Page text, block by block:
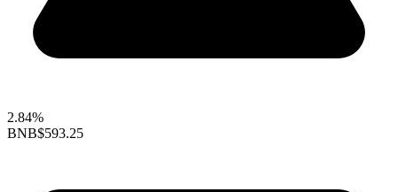
2.84%
BNB$593.25